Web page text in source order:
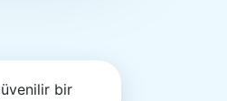
bir